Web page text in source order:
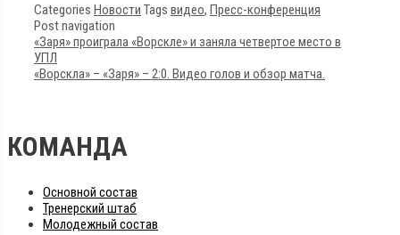
Categories Новости Tags видео, Пресс-конференция
Post navigation
«Заря» проиграла «Ворскле» и заняла четвертое место в
УПЛ
«Ворскла» – «Заря» – 2:0. Видео голов и обзор матча.
КОМАНДА
Основной состав
Тренерский штаб
Молодежный состав